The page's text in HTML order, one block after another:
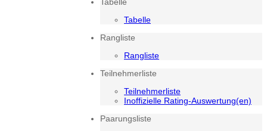
Tabelle
Rangliste
Rangliste
Teilnehmerliste
Teilnehmerliste
Inoffizielle Rating-Auswertung(en)
Paarungsliste